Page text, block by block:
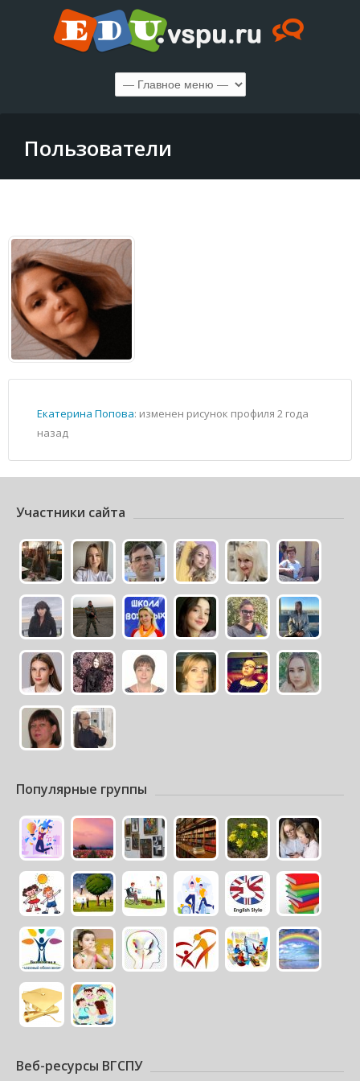
Пользователи
Екатерина Попова: изменен рисунок профиля 2 года
назад
Участники сайта
Популярные группы
Веб-ресурсы ВГСПУ